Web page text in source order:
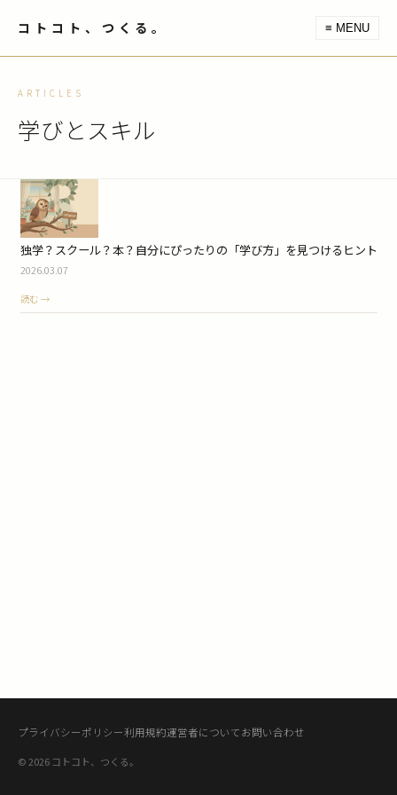
コトコト、つくる。 ≡ MENU
ARTICLES
学びとスキル
独学？スクール？本？自分にぴったりの「学び方」を見つけるヒント
2026.03.07
読む →
プライバシーポリシー利用規約運営者についてお問い合わせ
© 2026 コトコト、つくる。